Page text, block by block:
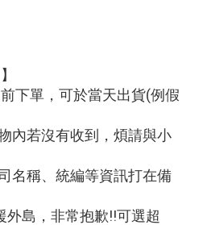
下單，可於當天出貨(例假
內若沒有收到，煩請與小
名稱、統編等資訊打在備
外島，非常抱歉!!可選超